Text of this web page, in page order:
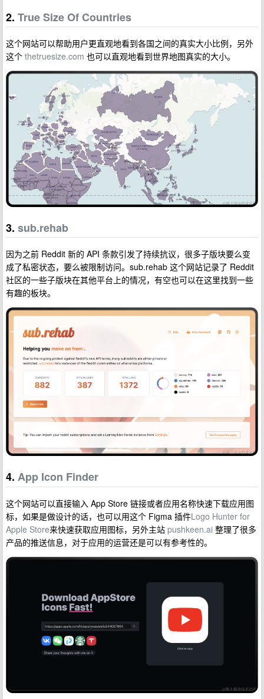
2. True Size Of Countries
这个网站可以帮助用户更直观地看到各国之间的真实大小比例，另外
这个 thetruesize.com 也可以直观地看到世界地图真实的大小。
3. sub.rehab
因为之前 Reddit 新的 API 条款引发了持续抗议，很多子版块要么变
成了私密状态，要么被限制访问。sub.rehab 这个网站记录了 Reddit
社区的一些子版块在其他平台上的情况，有空也可以在这里找到一些
有趣的板块。
4. App Icon Finder
这个网站可以直接输入 App Store 链接或者应用名称快速下载应用图
标，如果是做设计的话，也可以用这个 Figma 插件Logo Hunter for
Apple Store来快速获取应用图标，另外主站 pushkeen.ai 整理了很多
产品的推送信息，对于应用的运营还是可以有参考性的。